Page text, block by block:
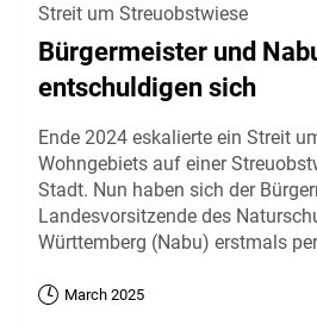
Streit um Streuobstwiese
Bürgermeister und
entschuldigen sich
Ende 2024 eskalierte ein Streit
Wohngebiets auf einer
Stadt. Nun haben sich der
Landesvorsitzende des
Württemberg (Nabu) erstmals
March 2025